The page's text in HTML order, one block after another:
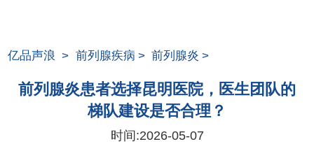
亿品声浪 > 前列腺疾病 > 前列腺炎 >
前列腺炎患者选择昆明医院，医生团队的
梯队建设是否合理？
时间:2026-05-07